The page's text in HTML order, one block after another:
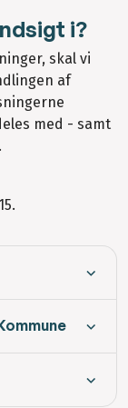
i?
skal vi
af
med - samt